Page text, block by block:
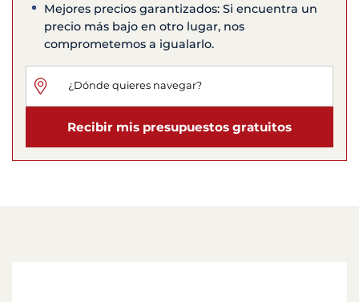
Mejores precios garantizados: Si encuentra un
precio más bajo en otro lugar, nos
comprometemos a igualarlo.
Recibir mis presupuestos gratuitos